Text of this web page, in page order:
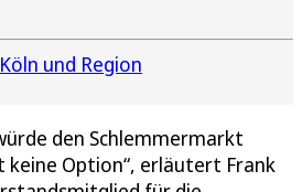
und Region
den Schlemmermarkt
keine Option“, erläutert Frank